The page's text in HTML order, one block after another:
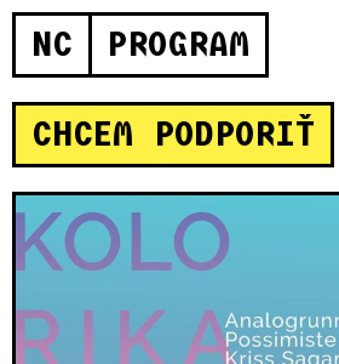
NC PROGRAM
CHCEM PODPORIŤ